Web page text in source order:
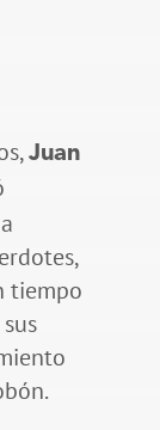
Juan
tiempo